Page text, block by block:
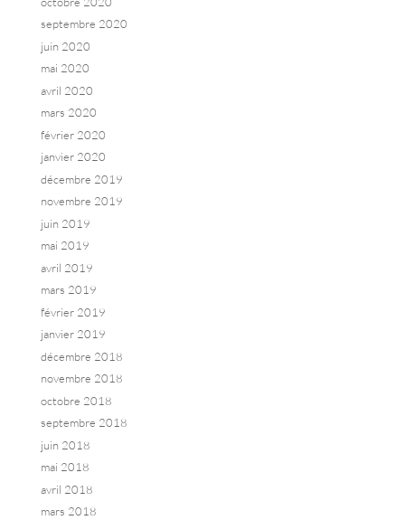
septembre 2020
juin 2020
mai 2020
avril 2020
mars 2020
février 2020
janvier 2020
décembre 2019
novembre 2019
juin 2019
mai 2019
avril 2019
mars 2019
février 2019
janvier 2019
décembre 2018
novembre 2018
octobre 2018
septembre 2018
juin 2018
mai 2018
avril 2018
mars 2018